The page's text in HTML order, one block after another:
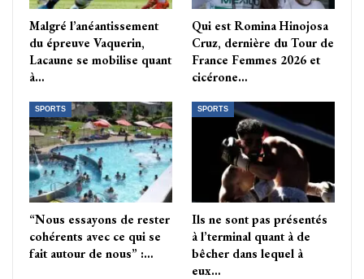
Malgré l’anéantissement
du épreuve Vaquerin,
Lacaune se mobilise quant
à…
Qui est Romina Hinojosa
Cruz, dernière du Tour de
France Femmes 2026 et
cicérone…
SPORTS
“Nous essayons de rester
cohérents avec ce qui se
fait autour de nous” :…
SPORTS
Ils ne sont pas présentés
à l’terminal quant à de
bêcher dans lequel à
eux…